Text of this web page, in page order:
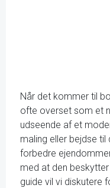
Når det kommer til
ofte overset som et
udseende af et
maling eller bejdse
forbedre
med at den
guide vil vi diskutere